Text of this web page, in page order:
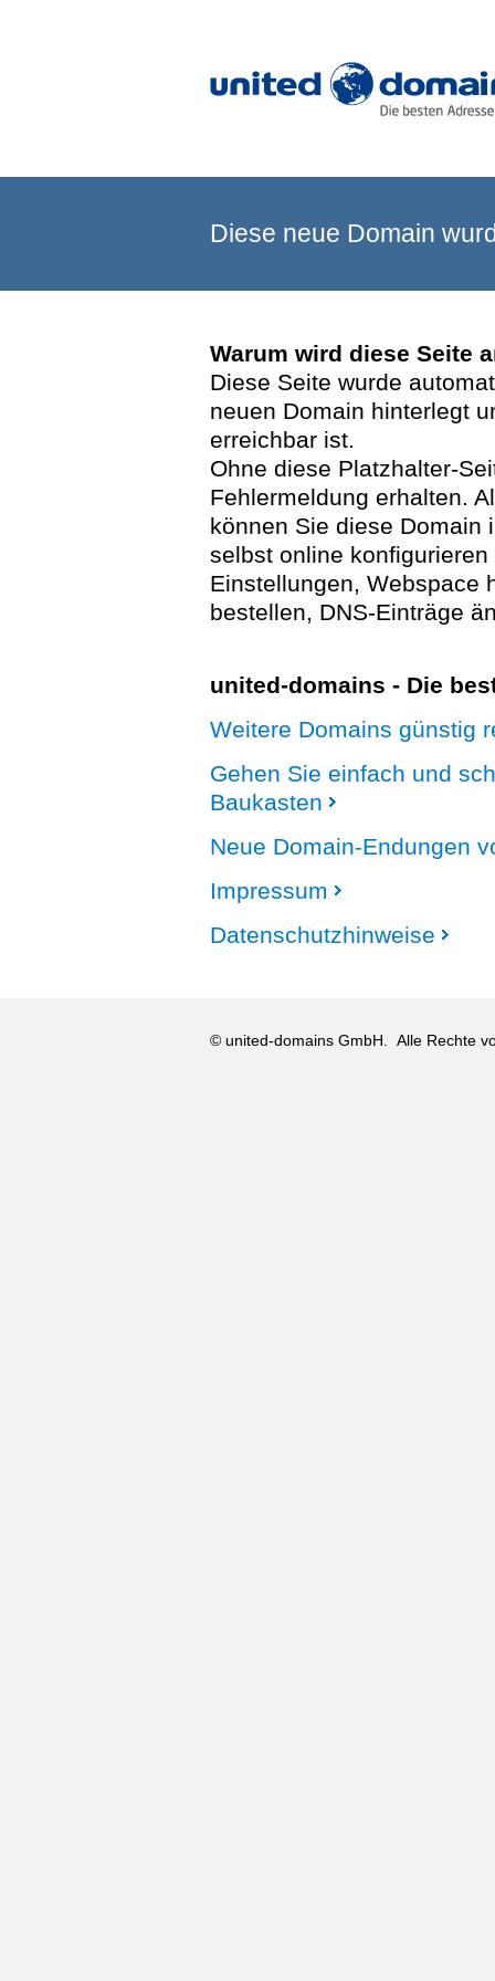
Diese neue Domain
Warum wird diese Seite
Diese Seite wurde
neuen Domain hinterlegt
erreichbar ist.
Ohne diese Platzhalter-
Fehlermeldung erhalten.
können Sie diese Domain
selbst online
Einstellungen, Webspace
bestellen, DNS-Einträge
united-domains - Die
Weitere Domains günstig
Gehen Sie einfach und
Baukasten
Neue Domain-Endungen
Impressum
Datenschutzhinweise
© united-domains GmbH. Alle Rechte